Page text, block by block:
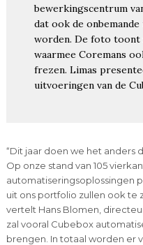
bewerkingscentrum
dat ook de
worden. De foto
waarmee Coremans
frezen. Limas
uitvoeringen van de
“Dit jaar doen we het anders
Op onze stand van 105
automatiseringsoplossingen
uit ons portfolio zullen ook te
vertelt Hans Blomen,
zal vooral Cubebox
brengen. In totaal worden er